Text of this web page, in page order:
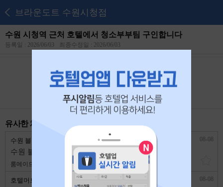
브라운도트 수원시청점
수원 시청역 근처 호텔에서 청소부부팀 구인합니다
등록일 : 2026/06/03 최종수정일 : 2026/06/03
본 공고는2026년 06월 22일 에 마감되었습니다.
유사한 채용 리스트
수원 블루호텔
수원 블루호텔에서 부부 자매팀찾아요
룸메이드 경력무관
08-08
호텔머브 08-08